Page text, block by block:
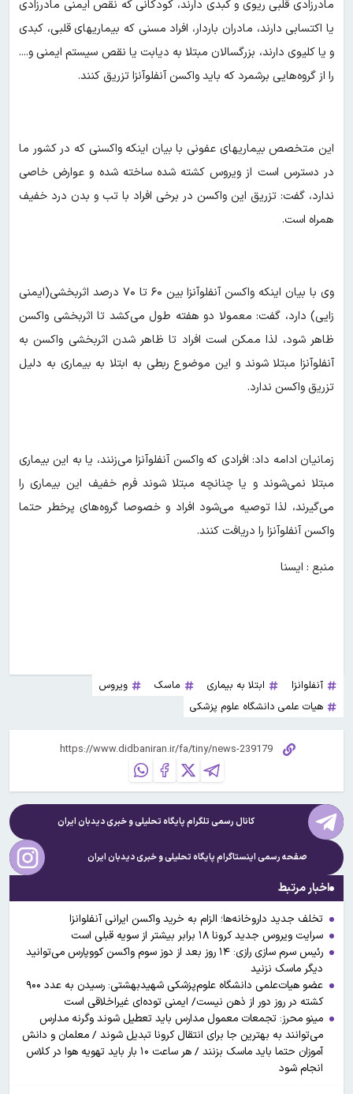
مادرزادی قلبی ریوی و کبدی دارند، کودکانی که نقص ایمنی مادرزادی
یا اکتسابی دارند، مادران باردار، افراد مسنی که بیماریهای قلبی، کبدی
و یا کلیوی دارند، بزرگسالان مبتلا به دیابت یا نقص سیستم ایمنی و....
را از گروه‌هایی برشمرد که باید واکسن آنفلوآنزا تزریق کنند.
این متخصص بیماریهای عفونی با بیان اینکه واکسنی که در کشور ما
در دسترس است از ویروس کشته شده ساخته شده و عوارض خاصی
ندارد، گفت: تزریق این واکسن در برخی افراد با تب و بدن درد خفیف
همراه است.
وی با بیان اینکه واکسن آنفلوآنزا بین ۶۰ تا ۷۰ درصد اثربخشی(ایمنی
زایی) دارد، گفت: معمولا دو هفته طول می‌کشد تا اثربخشی واکسن
ظاهر شود، لذا ممکن است افراد تا ظاهر شدن اثربخشی واکسن به
آنفلوآنزا مبتلا شوند و این موضوع ربطی به ابتلا به بیماری به دلیل
تزریق واکسن ندارد.
زمانیان ادامه داد: افرادی که واکسن آنفلوآنزا می‌زنند، یا به این بیماری
مبتلا نمی‌شوند و یا چنانچه مبتلا شوند فرم خفیف این بیماری را
می‌گیرند، لذا توصیه می‌شود افراد و خصوصا گروه‌های پرخطر حتما
واکسن آنفلوآنزا را دریافت کنند.
منبع : ایسنا
آنفلوانزا ابتلا به بیماری ماسک
ویروس
هیات علمی دانشگاه علوم پزشکی
کانال رسمی تلگرام پایگاه تحلیلی و خبریدیدبان ایران
صفحه رسمی اینستاگرام پایگاه تحلیلی و خبریدیدبان ایران
اخبار مرتبط
تخلف جدید داروخانه‌ها؛ الزام به خرید واکسن ایرانی آنفلوانزا
سرایت ویروس جدید کرونا ۱۸ برابر بیشتر از سویه قبلی است
رئیس سرم سازی رازی: ۱۴ روز بعد از دوز سوم واکسن کووپارس می‌توانید
دیگر ماسک نزنید
عضو هیات‌علمی دانشگاه علوم‌پزشکی شهیدبهشتی: رسیدن به عدد ۹۰۰
کشته در روز دور از ذهن نیست/ ایمنی توده‌ای غیراخلاقی است
مینو محرز: تجمعات معمول مدارس باید تعطیل شوند وگرنه مدارس
می‌توانند به بهترین جا برای انتقال کرونا تبدیل شوند / معلمان و دانش
آموزان حتما باید ماسک بزنند / هر ساعت ۱۰ بار باید تهویه هوا در کلاس
انجام شود